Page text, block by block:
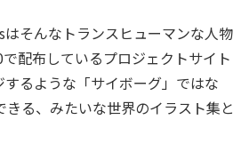
そんなトランスヒューマンな人物
で配布しているプロジェクトサイト
するような「サイボーグ」ではな
きる、みたいな世界のイラスト集と